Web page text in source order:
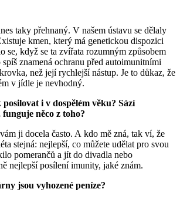
taky přehnaný. V našem ústavu se dělaly
kmen, který má genetickou dispozici
se, když se ta zvířata rozumným způsobem
znamená ochranu před autoimunitními
než její rychlejší nástup. Je to důkaz, že
v jídle je nevhodný.
i v dospělém věku? Sází
něco z toho?
ji docela často. A kdo mě zná, tak ví, že
stejná: nejlepší, co můžete udělat pro svou
pomerančů a jít do divadla nebo
nejlepší posílení imunity, jaké znám.
jsou vyhozené peníze?